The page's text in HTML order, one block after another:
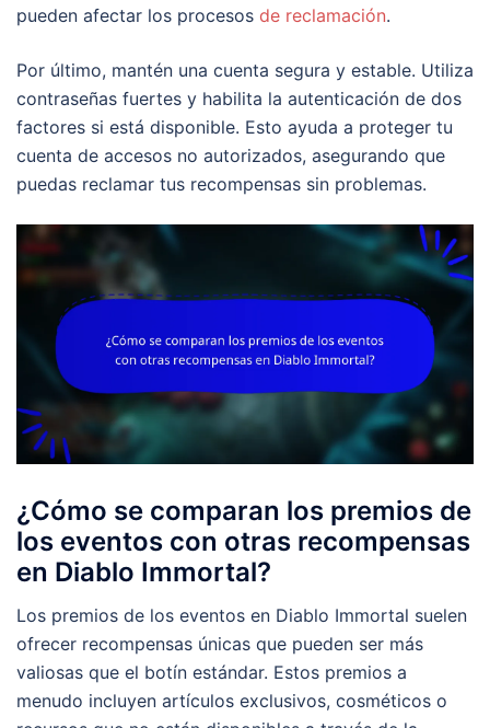
pueden afectar los procesos de reclamación.
Por último, mantén una cuenta segura y estable. Utiliza
contraseñas fuertes y habilita la autenticación de dos
factores si está disponible. Esto ayuda a proteger tu
cuenta de accesos no autorizados, asegurando que
puedas reclamar tus recompensas sin problemas.
¿Cómo se comparan los premios de
los eventos con otras recompensas
en Diablo Immortal?
Los premios de los eventos en Diablo Immortal suelen
ofrecer recompensas únicas que pueden ser más
valiosas que el botín estándar. Estos premios a
menudo incluyen artículos exclusivos, cosméticos o